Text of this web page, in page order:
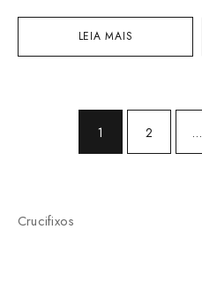
LEIA MAIS
1 2 …
Crucifixos